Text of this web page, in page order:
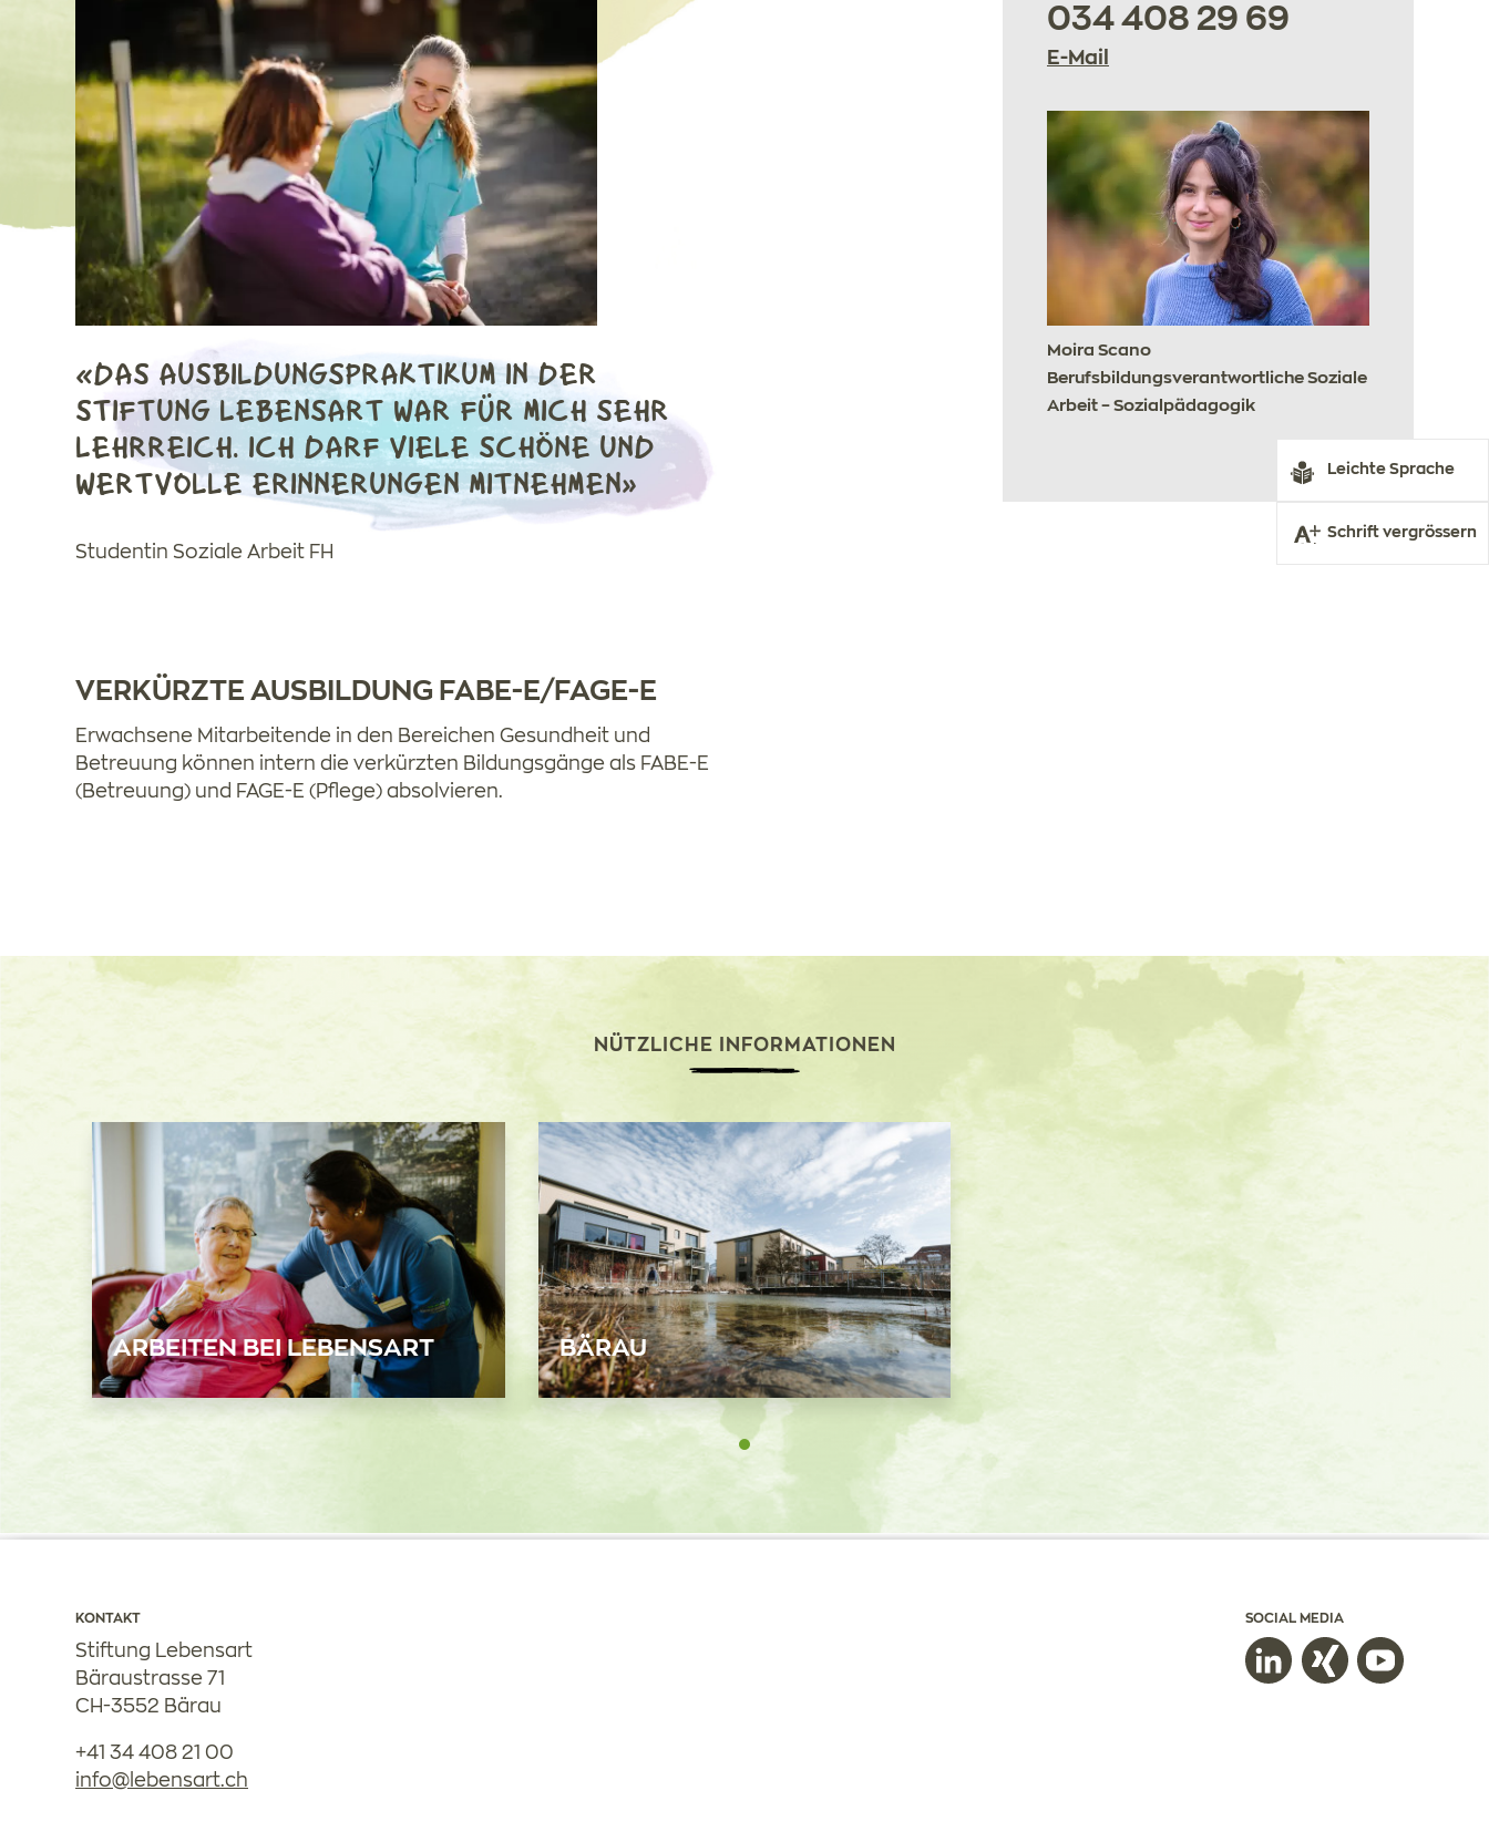
Leichte Sprache
Schrift vergrössern
«DAS AUSBILDUNGSPRAKTIKUM IN DER
STIFTUNG LEBENSART WAR FÜR MICH SEHR
LEHRREICH. ICH DARF VIELE SCHÖNE UND
WERTVOLLE ERINNERUNGEN MITNEHMEN»
Studentin Soziale Arbeit FH
VERKÜRZTE AUSBILDUNG FABE-E/FAGE-E
Erwachsene Mitarbeitende in den Bereichen Gesundheit und
Betreuung können intern die verkürzten Bildungsgänge als FABE-E
(Betreuung) und FAGE-E (Pflege) absolvieren.
034 408 29 69
E-Mail
Moira Scano
Berufsbildungsverantwortliche Soziale
Arbeit – Sozialpädagogik
NÜTZLICHE INFORMATIONEN
ARBEITEN BEI LEBENSART BÄRAU
KONTAKT
Stiftung Lebensart
Bäraustrasse 71
CH-3552 Bärau
+41 34 408 21 00
nf
b ns rt ch
SOCIAL MEDIA